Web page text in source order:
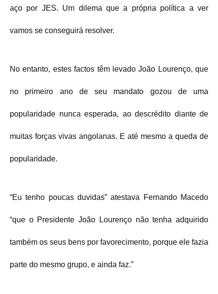
aço por JES. Um dilema que a própria política a ver
vamos se conseguirá resolver.
No entanto, estes factos têm levado João Lourenço, que
no primeiro ano de seu mandato gozou de uma
popularidade nunca esperada, ao descrédito diante de
muitas forças vivas angolanas. E até mesmo a queda de
popularidade.
“Eu tenho poucas duvidas” atestava Fernando Macedo
“que o Presidente João Lourenço não tenha adquirido
também os seus bens por favorecimento, porque ele fazia
parte do mesmo grupo, e ainda faz.”